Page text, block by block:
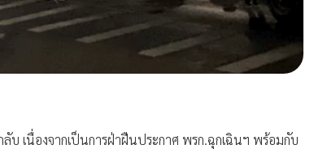
เนื่องจากเป็นการฝ่าฝืนประกาศ พรก.ฉุกเฉินฯ พร้อมกับ